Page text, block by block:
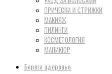
ПРИЧЕСКИ И СТРИЖКИ
МАКИЯЖ
ПИЛИНГИ
КОСМЕТОЛОГИЯ
МАНИКЮР
Береги здоровье